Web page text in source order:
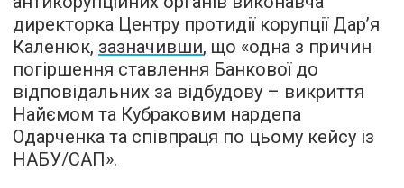
директорка Центру протидії корупції Дар’я
Каленюк, зазначивши, що «одна з причин
погіршення ставлення Банкової до
відповідальних за відбудову – викриття
Найємом та Кубраковим нардепа
Одарченка та співпраця по цьому кейсу із
НАБУ/САП».